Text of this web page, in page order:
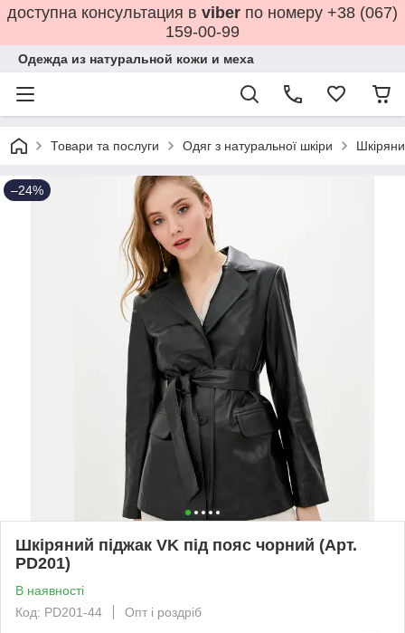
доступна консультация в viber по номеру +38 (067)
159-00-99
Одежда из натуральной кожи и меха
Товари та послуги Одяг з натуральної шкіри
–24%
Шкіряний піджак VK під пояс чорний (Арт.
PD201)
В наявності
Код: PD201-44
Опт і роздріб